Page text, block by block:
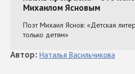
Автор: Наталья Васильчикова